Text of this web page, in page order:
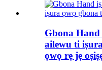
Gbona Hand
ailewu ti
ọwọ rẹ jẹ